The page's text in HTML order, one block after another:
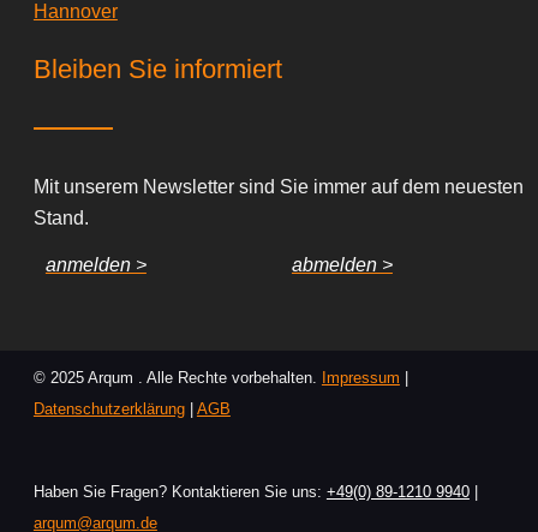
Hannover
Bleiben Sie informiert
Mit unserem Newsletter sind Sie immer auf dem neuesten
Stand.
anmelden > abmelden >
© 2025 Arqum . Alle Rechte vorbehalten. Impressum
Datenschutzerklärung| AGB
Haben Sie Fragen? Kontaktieren Sie uns: +49(0) 89-1210 9940|
arqum@arqum.de